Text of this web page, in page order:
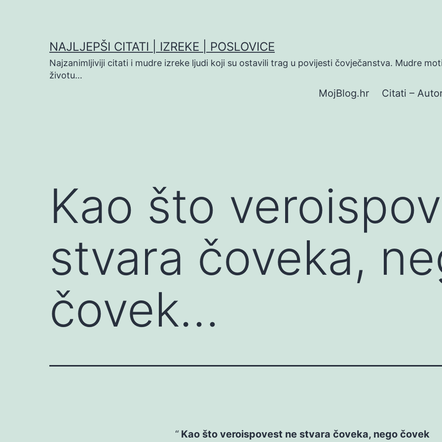
NAJLJEPŠI CITATI | IZREKE | POSLOVICE
Najzanimljiviji citati i mudre izreke ljudi koji su ostavili trag u povijesti čovječanstva. Mudre
životu…
MojBlog.hr Citati –
Kao što
stvara čoveka,
čovek…
Kao što veroispovest ne stvara čoveka, nego čovek